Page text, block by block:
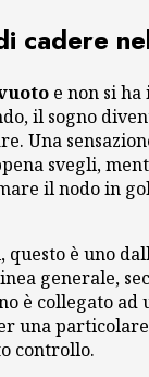
cadere
e non si
il sogno
Una
svegli,
il nodo in
questo è uno
generale,
è collegato ad
una
controllo.